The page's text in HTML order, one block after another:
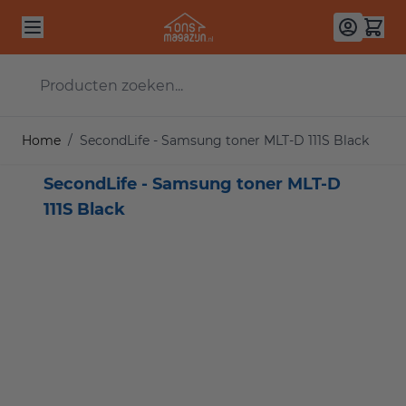
Producten zoeken...
Home / SecondLife - Samsung toner MLT-D 111S Black
SecondLife - Samsung toner MLT-D
111S Black